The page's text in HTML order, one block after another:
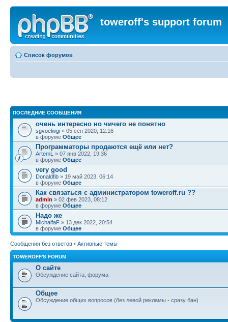
toweroff's support forum
Список форумов
ПОСЛЕДНИЕ СООБЩЕНИЯ
очень интересно но чичего не понятно
sgvoelwgi » 05 сен 2020, 12:16
в форуме Общее
Программаторы продаются ещё или нет?
ArtemL » 07 янв 2022, 19:36
в форуме Общее
very good
Donaldfib » 19 май 2023, 06:14
в форуме Общее
Как связаться с администратором toweroff.ru ??
admin » 02 фев 2023, 08:12
в форуме Общее
Надо же
MichalfaF » 13 дек 2022, 20:54
в форуме Общее
Сообщения без ответов • Активные темы
TOWEROFF'S FORUM
О сайте
Обсуждение сайта, форума
Общее
Обсуждение общих вопросов (без левой рекламы - сразу бан)